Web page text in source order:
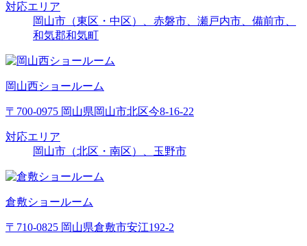
対応エリア
岡山市（東区・中区）、赤磐市、瀬戸内市、備前市、
和気郡和気町
岡山西ショールーム
〒700-0975 岡山県岡山市北区今8-16-22
対応エリア
岡山市（北区・南区）、玉野市
倉敷ショールーム
〒710-0825 岡山県倉敷市安江192-2